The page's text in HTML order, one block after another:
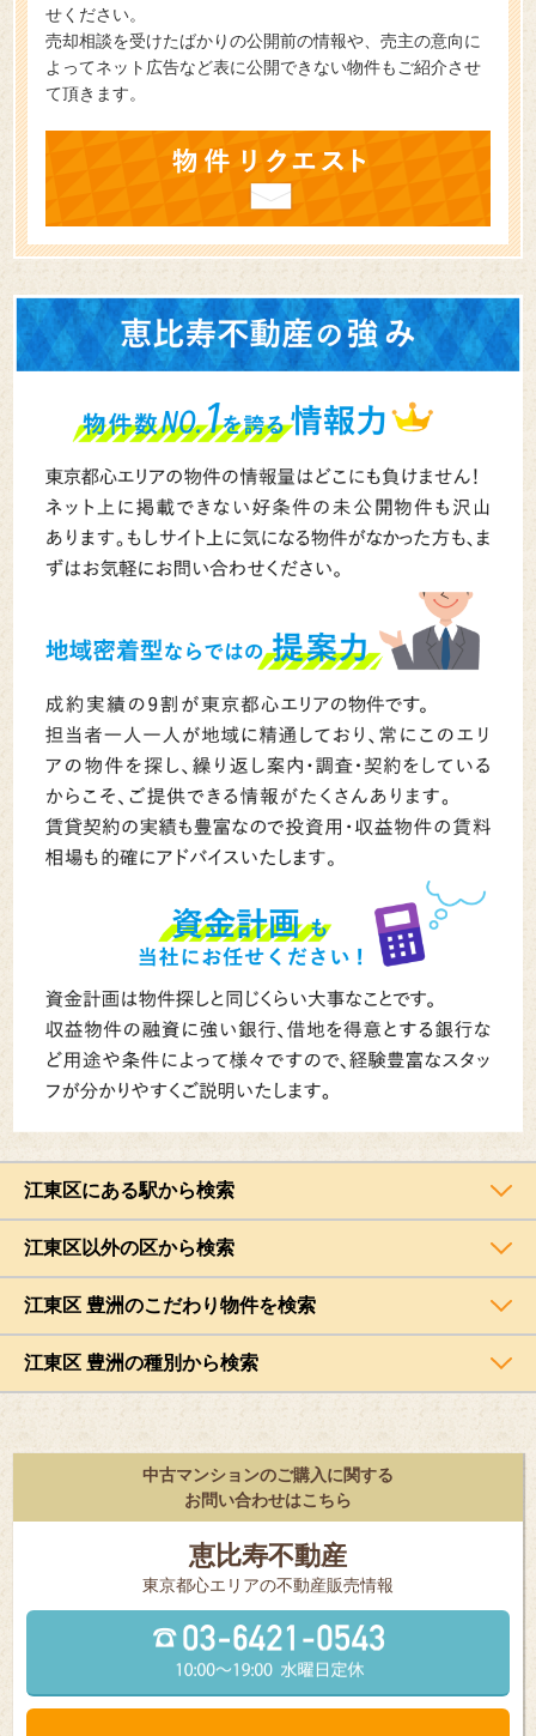
せください。
売却相談を受けたばかりの公開前の情報や、売主の意向に
よってネット広告など表に公開できない物件もご紹介させ
て頂きます。
江東区にある駅から検索
江東区以外の区から検索
江東区 豊洲のこだわり物件を検索
江東区 豊洲の種別から検索
中古マンションのご購入に関する
お問い合わせはこちら
恵比寿不動産
東京都⼼エリアの不動産販売情報